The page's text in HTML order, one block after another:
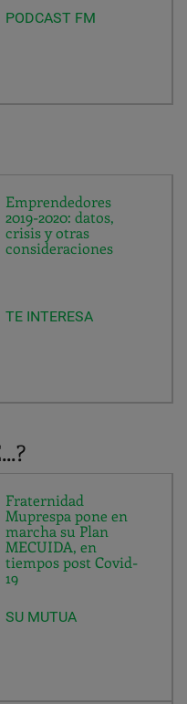
PODCAST FM
Emprendedores
2019-2020: datos,
crisis y otras
consideraciones
TE INTERESA
Fraternidad
Muprespa pone en
marcha su Plan
MECUIDA, en
tiempos post Covid-
19
SU MUTUA